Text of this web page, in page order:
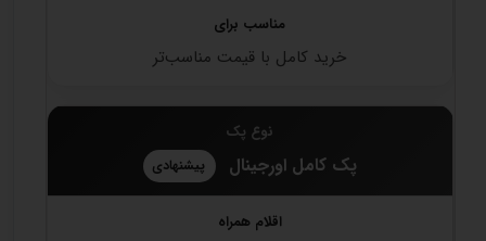
خرید کامل با قیمت مناسب‌تر
پک کامل اورجینال پیشنهادی